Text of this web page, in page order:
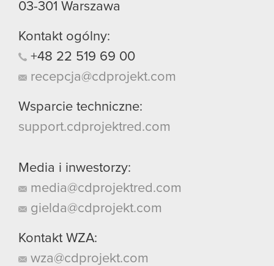
03-301 Warszawa
Kontakt ogólny:
+48 22 519 69 00
recepcja@cdprojekt.com
Wsparcie techniczne:
support.cdprojektred.com
Media i inwestorzy:
media@cdprojektred.com
gielda@cdprojekt.com
Kontakt WZA:
wza@cdprojekt.com